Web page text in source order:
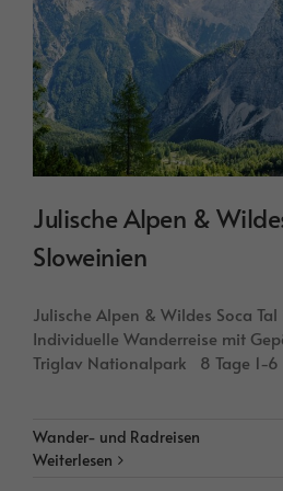
Julische Alpen &
Sloweinien
Julische Alpen & Wildes Soca
Individuelle Wanderreise mit
Triglav Nationalpark 8 Tage 1-6
Wander- und Radreisen
Weiterlesen